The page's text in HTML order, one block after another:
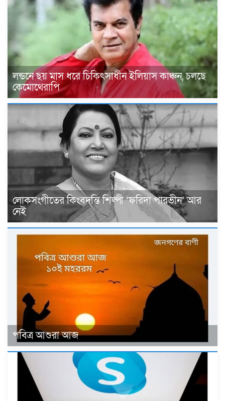
লন্ডনে ছয় মাস ধরে চিকিৎসাধীন ইলিয়াস কাঞ্চন, চলছে
কেমোথেরাপি
লোকসংগীতের কিংবদন্তি শিল্পী ‘ফরিদা পারভীন’ আর
নেই
পবিত্র আশুরা আজ